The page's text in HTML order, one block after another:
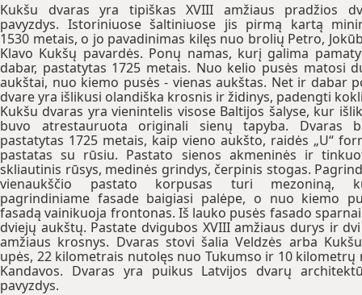
Kukšu dvaras yra tipiškas XVIII amžiaus pradžios
pavyzdys. Istoriniuose šaltiniuose jis pirmą kartą
1530 metais, o jo pavadinimas kilęs nuo brolių Petro,
Klavo Kukšų pavardės. Ponų namas, kurį galima
dabar, pastatytas 1725 metais. Nuo kelio pusės matosi
aukštai, nuo kiemo pusės - vienas aukštas. Net ir dabar
dvare yra išlikusi olandiška krosnis ir židinys, padengti
Kukšu dvaras yra vienintelis visose Baltijos šalyse, kur
buvo atrestauruota originali sienų tapyba. Dvaras
pastatytas 1725 metais, kaip vieno aukšto, raidės „U“
pastatas su rūsiu. Pastato sienos akmeninės ir
skliautinis rūsys, medinės grindys, čerpinis stogas.
vienaukščio pastato korpusas turi mezoniną,
pagrindiniame fasade baigiasi palėpe, o nuo kiemo
fasadą vainikuoja frontonas. Iš lauko pusės fasado
dviejų aukštų. Pastate dvigubos XVIII amžiaus durys ir dvi
amžiaus krosnys. Dvaras stovi šalia Veldzės arba
upės, 22 kilometrais nutolęs nuo Tukumso ir 10 kilometrų
Kandavos. Dvaras yra puikus Latvijos dvarų
pavyzdys.